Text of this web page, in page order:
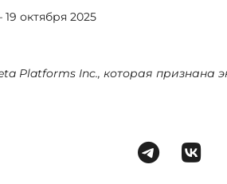
октября 2025
Platforms Inc., которая